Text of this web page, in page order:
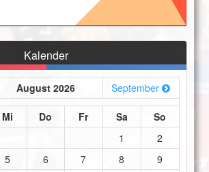
Kalender
August 2026 September
Mi Do Fr Sa
So
1
2
5 6 7 8
9